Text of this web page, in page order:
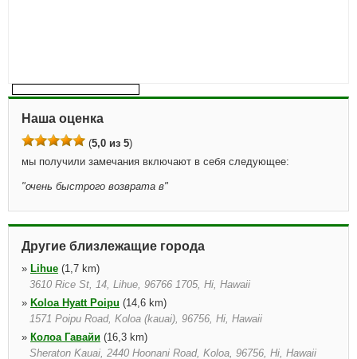
Наша оценка
(5,0 из 5)
мы получили замечания включают в себя следующее:
"очень быстрого возврата в"
Другие близлежащие города
» Lihue (1,7 km)
3610 Rice St, 14, Lihue, 96766 1705, Hi, Hawaii
» Koloa Hyatt Poipu (14,6 km)
1571 Poipu Road, Koloa (kauai), 96756, Hi, Hawaii
» Колоа Гавайи (16,3 km)
Sheraton Kauai, 2440 Hoonani Road, Koloa, 96756, Hi, Hawaii